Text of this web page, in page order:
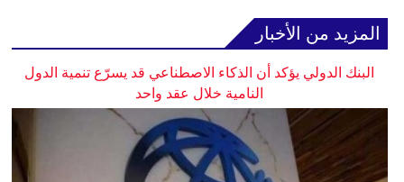
المزيد من الأخبار
البنك الدولي يؤكد أن الذكاء الاصطناعي قد يسرّع تنمية الدول
النامية خلال عقد واحد